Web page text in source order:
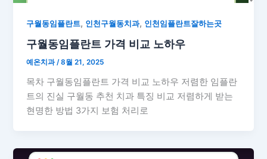
구월동임플란트, 인천구월동치과, 인천임플란트잘하는곳
구월동임플란트 가격 비교 노하우
예온치과/8월 21, 2025
목차 구월동임플란트 가격 비교 노하우 저렴한 임플란
트의 진실 구월동 추천 치과 특징 비교 저렴하게 받는
현명한 방법 3가지 보험 처리로